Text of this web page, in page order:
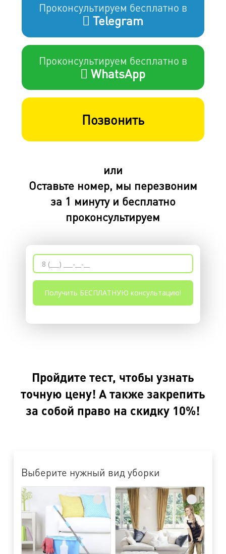
Проконсультируем бесплатно в
Telegram
Проконсультируем бесплатно в
WhatsApp
Позвонить
или
Оставьте номер, мы перезвоним
за 1 минуту и бесплатно
проконсультируем
Пройдите тест, чтобы узнать
точную цену! А также закрепить
за собой право на скидку 10%!
Выберите нужный вид уборки